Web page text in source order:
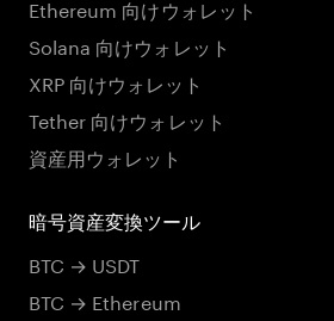
Ethereum 向けウォレット
Solana 向けウォレット
XRP 向けウォレット
Tether 向けウォレット
資産用ウォレット
暗号資産変換ツール
BTC → USDT
BTC → Ethereum